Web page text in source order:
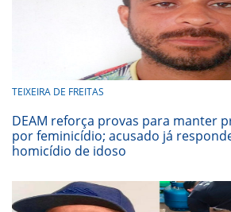
TEIXEIRA DE FREITAS
DEAM reforça provas para manter
por feminicídio; acusado já
homicídio de idoso